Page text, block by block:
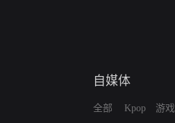
自媒体
全部 Kpop 游戏